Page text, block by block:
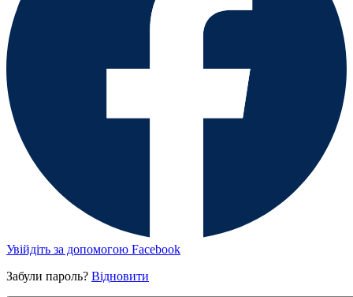
Увійдіть за допомогою Facebook
Забули пароль? Відновити